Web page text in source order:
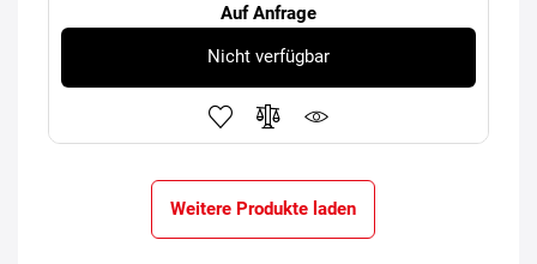
Auf Anfrage
Nicht verfügbar
Weitere Produkte laden